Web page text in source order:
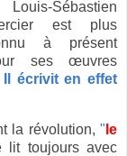
Louis-Sébastien
est plus
à présent
ses œuvres
Il écrivit en effet
la révolution, " le
lit toujours avec